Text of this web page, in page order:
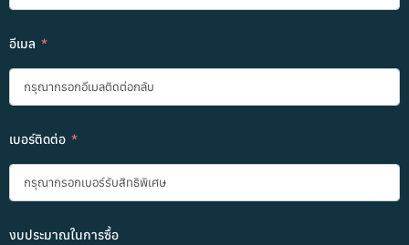
อีเมล
เบอร์ติดต่อ
งบประมาณในการซื้อ